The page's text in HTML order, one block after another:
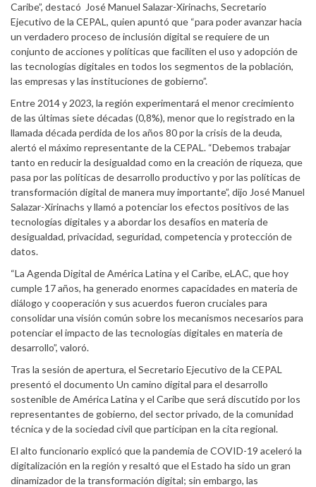
Caribe”, destacó José Manuel Salazar-Xirinachs, Secretario
Ejecutivo de la CEPAL, quien apuntó que “para poder avanzar hacia
un verdadero proceso de inclusión digital se requiere de un
conjunto de acciones y políticas que faciliten el uso y adopción de
las tecnologías digitales en todos los segmentos de la población,
las empresas y las instituciones de gobierno”.
Entre 2014 y 2023, la región experimentará el menor crecimiento
de las últimas siete décadas (0,8%), menor que lo registrado en la
llamada década perdida de los años 80 por la crisis de la deuda,
alertó el máximo representante de la CEPAL. “Debemos trabajar
tanto en reducir la desigualdad como en la creación de riqueza, que
pasa por las políticas de desarrollo productivo y por las políticas de
transformación digital de manera muy importante”, dijo José Manuel
Salazar-Xirinachs y llamó a potenciar los efectos positivos de las
tecnologías digitales y a abordar los desafíos en materia de
desigualdad, privacidad, seguridad, competencia y protección de
datos.
“La Agenda Digital de América Latina y el Caribe, eLAC, que hoy
cumple 17 años, ha generado enormes capacidades en materia de
diálogo y cooperación y sus acuerdos fueron cruciales para
consolidar una visión común sobre los mecanismos necesarios para
potenciar el impacto de las tecnologías digitales en materia de
desarrollo”, valoró.
Tras la sesión de apertura, el Secretario Ejecutivo de la CEPAL
presentó el documento Un camino digital para el desarrollo
sostenible de América Latina y el Caribe que será discutido por los
representantes de gobierno, del sector privado, de la comunidad
técnica y de la sociedad civil que participan en la cita regional.
El alto funcionario explicó que la pandemia de COVID-19 aceleró la
digitalización en la región y resaltó que el Estado ha sido un gran
dinamizador de la transformación digital; sin embargo, las